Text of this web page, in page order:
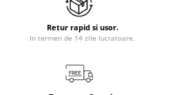
Retur rapid si usor.
In termen de 14 zile lucratoare.